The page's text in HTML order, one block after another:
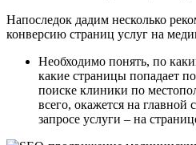
Напоследок дадим несколько
конверсию страниц услуг на
Необходимо понять, по
какие страницы попадает
поиске клиники по
всего, окажется на главной
запросе услуги – на